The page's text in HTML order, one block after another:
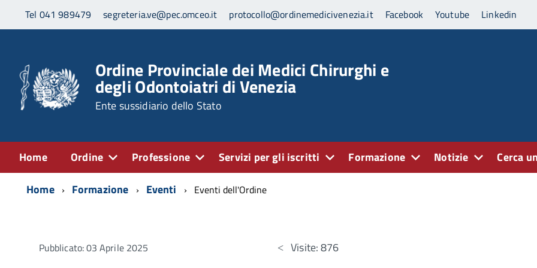
Tel 041 989479 segreteria.ve@pec.omceo.it protocollo@ordinemedicivenezia.it Facebook Youtube Linkedin
Ordine Provinciale dei Medici Chirurghi e
degli Odontoiatri di Venezia
Ente sussidiario dello Stato
Home Ordine Professione Servizi per gli iscritti Formazione Notizie Cerca
Home
Formazione Eventi Eventi dell'Ordine
Pubblicato: 03 Aprile 2025 Visite: 876